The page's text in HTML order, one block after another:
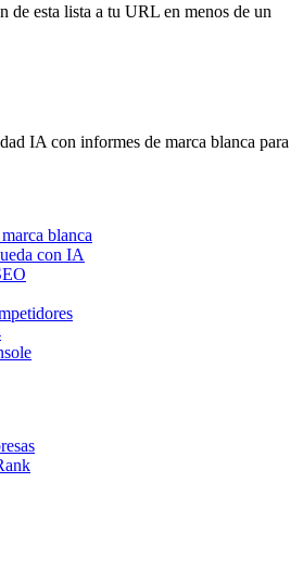
de esta lista a tu URL en menos de un
IA con informes de marca blanca para
blanca
con IA